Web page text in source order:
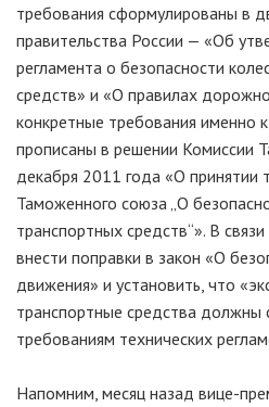
требования сформулированы в
правительства России — «Об
регламента о безопасности
средств» и «О правилах
конкретные требования именно
прописаны в решении Комиссии
декабря 2011 года «О принятии
Таможенного союза „О
транспортных средств“». В
внести поправки в закон «О
движения» и установить, что
транспортные средства должны
требованиям технических
Напомним, месяц назад вице-